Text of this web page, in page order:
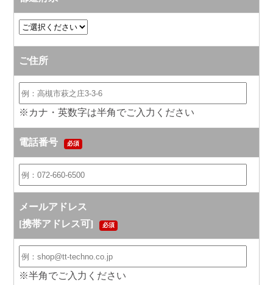
ご住所
※カナ・英数字は半角でご入力ください
電話番号 必須
メールアドレス
[携帯アドレス可]
必須
※半角でご入力ください